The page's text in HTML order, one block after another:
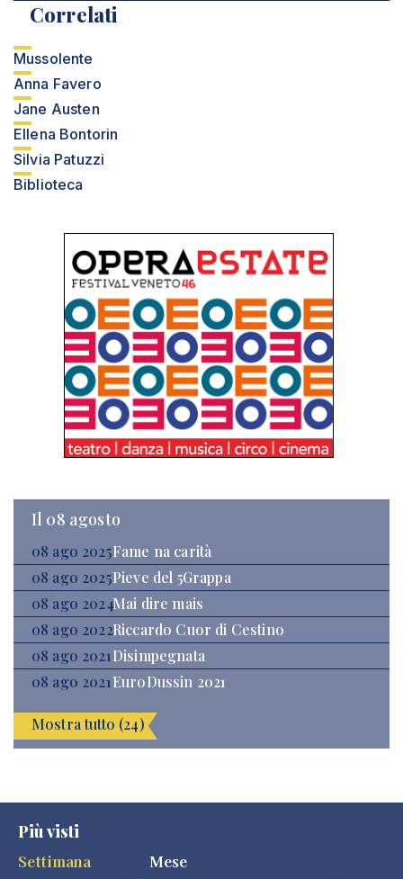
Correlati
Mussolente
Anna Favero
Jane Austen
Ellena Bontorin
Silvia Patuzzi
Biblioteca
Il 08 agosto
08 ago 2025Fame na carità
08 ago 2025Pieve del 5Grappa
08 ago 2024Mai dire mais
08 ago 2022Riccardo Cuor di Cestino
08 ago 2021Disimpegnata
08 ago 2021EuroDussin 2021
Mostra tutto (24)
Più visti
Settimana
Mese